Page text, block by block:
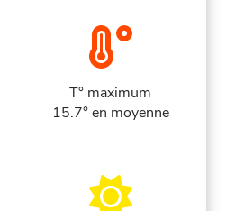
T° maximum
15.7° en moyenne